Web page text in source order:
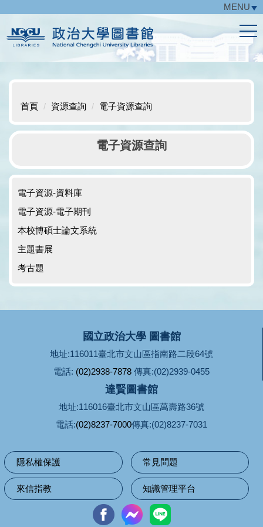
主
要
區
MENU
首頁 資源查詢 電子資源查詢
電子資源查詢
電子資源-資料庫
電子資源-電子期刊
本校博碩士論文系統
主題書展
考古題
國立政治大學 圖書館
地址:116011臺北市文山區指南路二段64號
電話: (02)2938-7878 傳真:(02)2939-0455
達賢圖書館
地址:116016臺北市文山區萬壽路36號
電話:(02)8237-7000傳真:(02)8237-7031
隱私權保護 常見問題
來信指教 知識管理平台